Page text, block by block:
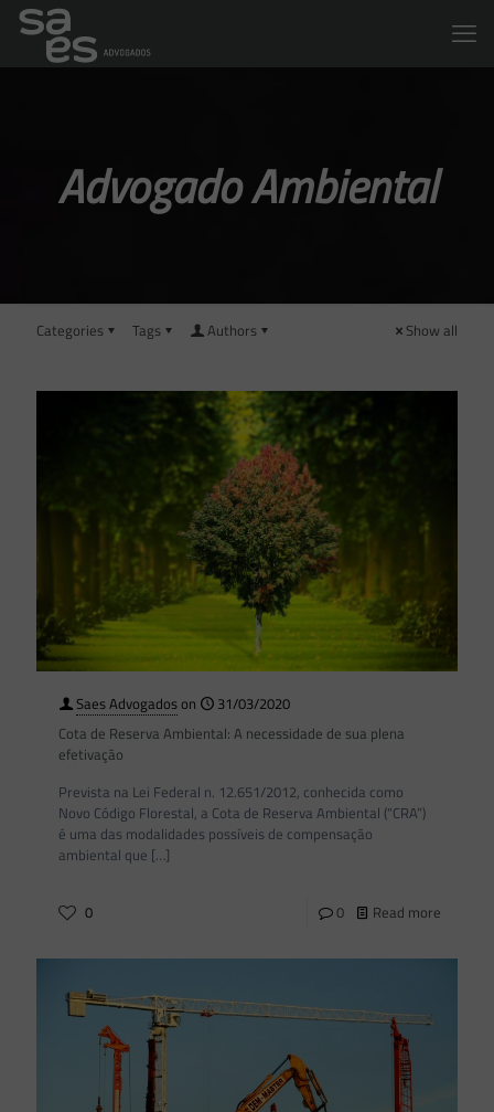
Advogado Ambiental
Categories Tags Authors Show all
Saes Advogadoson
31/03/2020
Cota de Reserva Ambiental: A necessidade de sua plena
efetivação
Prevista na Lei Federal n. 12.651/2012, conhecida como
Novo Código Florestal, a Cota de Reserva Ambiental (“CRA”)
é uma das modalidades possíveis de compensação
ambiental que […]
0 0 Read more